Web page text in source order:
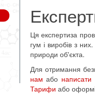
Ця експертиза
гум і виробів з
природи об'єкта.
Для отримання
нам або
Тарифи або